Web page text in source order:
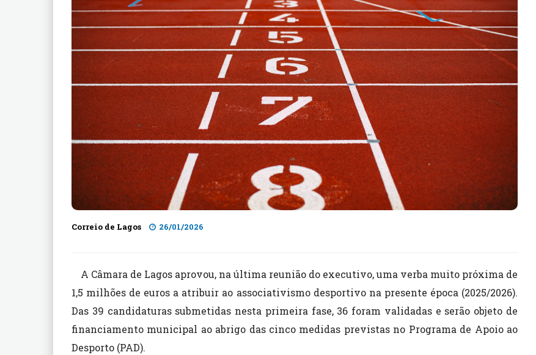
Correio de Lagos 26/01/2026
A Câmara de Lagos aprovou, na última reunião do executivo, uma verba muito próxima de
1,5 milhões de euros a atribuir ao associativismo desportivo na presente época (2025/2026).
Das 39 candidaturas submetidas nesta primeira fase, 36 foram validadas e serão objeto de
financiamento municipal ao abrigo das cinco medidas previstas no Programa de Apoio ao
Desporto (PAD).